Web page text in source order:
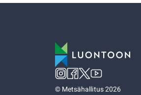
©Metsähallitus 2026